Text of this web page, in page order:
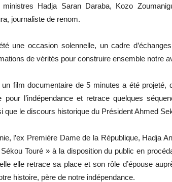
ministres Hadja Saran Daraba, Kozo
journaliste de renom.
une occasion solennelle, un cadre
de vérités pour construire ensemble notre
film documentaire de 5 minutes a été projeté,
pour l’indépendance et retrace quelques
que le discours historique du Président Ahmed
l’ex Première Dame de la République, Hadja
Touré » à la disposition du public en
elle retrace sa place et son rôle d’épouse
histoire, père de notre indépendance.